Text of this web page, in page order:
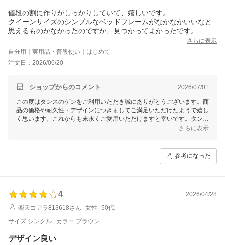
値段の割に作りがしっかりしていて、嬉しいです。
クイーンサイズのシンプルなベッドフレームがなかなかいいなと
思えるものがなかったのですが、見つかってよかったです。
さらに表示
自分用｜実用品・普段使い｜はじめて
注文日：2026/06/20
ショップからのコメント 2026/07/01
この度はタンスのゲンをご利用いただき誠にありがとうございます。商
品の価格や耐久性・デザインにつきましてご満足いただけたようで嬉し
く思います。これからも末永くご愛用いただけますと幸いです。タンス
のゲンはこれからもお客様にご満足いただけますよう品質・サービス向
さらに表示
参考になった
4
2026/04/28
楽天コアラ813618さん
女性
50代
サイズ:シングル | カラー:ブラウン
デザイン良い